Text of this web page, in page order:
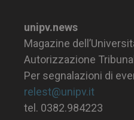
unipv.news
Magazine
Autorizzazione
Per segnalazioni di
relest@unipv.it
tel. 0382.984223